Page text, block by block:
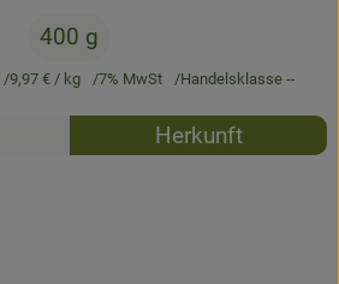
400 g
9,97 €/ kg 7% MwSt Handelsklasse --
Rezepte
Herkunft